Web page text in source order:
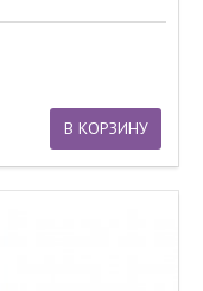
В КОРЗИНУ